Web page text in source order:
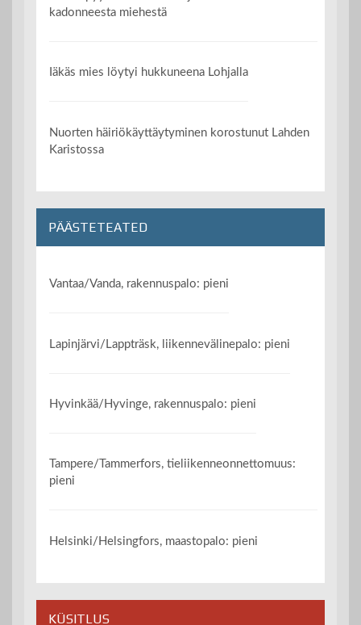
kadonneesta miehestä
Iäkäs mies löytyi hukkuneena Lohjalla
Nuorten häiriökäyttäytyminen korostunut Lahden
Karistossa
PÄÄSTETEATED
Vantaa/Vanda, rakennuspalo: pieni
Lapinjärvi/Lappträsk, liikennevälinepalo: pieni
Hyvinkää/Hyvinge, rakennuspalo: pieni
Tampere/Tammerfors, tieliikenneonnettomuus:
pieni
Helsinki/Helsingfors, maastopalo: pieni
KÜSITLUS